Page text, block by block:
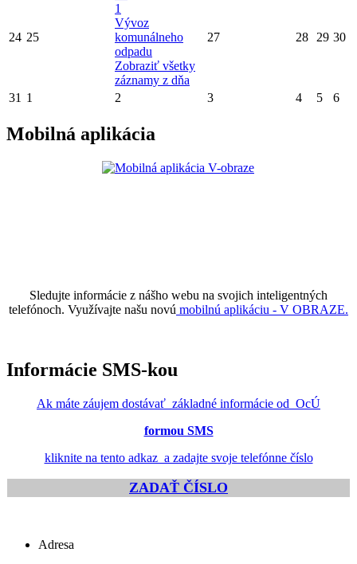
24 25
1
Vývoz
komunálneho
odpadu
Zobraziť všetky
záznamy z dňa
27 28 29 30
31 1 2 3 4 5 6
Mobilná aplikácia
Sledujte informácie z nášho webu na svojich inteligentných
telefónoch. Využívajte našu novú mobilnú aplikáciu - V OBRAZE.
Informácie SMS-kou
Ak máte záujem dostávať základné informácie od OcÚ
formou SMS
kliknite na tento adkaz a zadajte svoje telefónne číslo
ZADAŤ ČÍSLO
Adresa